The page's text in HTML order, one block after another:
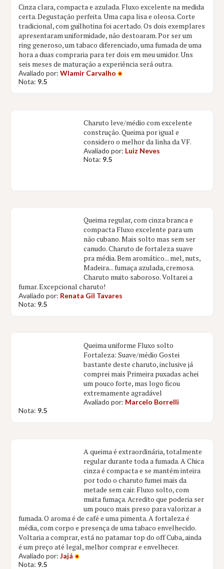
Cinza clara, compacta e azulada. Fluxo excelente na medida
certa. Degustação perfeita. Uma capa lisa e oleosa. Corte
tradicional, com guilhotina foi acertado. Os dois exemplares
apresentaram uniformidade, não destoaram. Por ser um
ring generoso, um tabaco diferenciado, uma fumada de uma
hora a duas compraria para ter dois em meu umidor. Uns
seis meses de maturação a experiência será outra.
Avaliado por:Wlamir Carvalho
Nota: 9.5
Charuto leve/médio com excelente
construção. Queima por igual e
considero o melhor da linha da VF.
Avaliado por: Luiz Neves
Nota: 9.5
Queima regular, com cinza branca e
compacta Fluxo excelente para um
não cubano. Mais solto mas sem ser
canudo. Charuto de fortaleza suave
pra média. Bem aromático... mel, nuts,
Madeira... fumaça azulada, cremosa.
Charuto muito saboroso. Voltarei a
fumar. Excepcional charuto!
Avaliado por: Renata Gil Tavares
Nota: 9.5
Queima uniforme Fluxo solto
Fortaleza: Suave/médio Gostei
bastante deste charuto, inclusive já
comprei mais Primeira puxadas achei
um pouco forte, mas logo ficou
extremamente agradável
Avaliado por: Marcelo Borrelli
Nota: 9.5
A queima é extraordinária, totalmente
regular durante toda a fumada. A Chica
cinza é compacta e se mantém inteira
por todo o charuto fumei mais da
metade sem cair. Fluxo solto, com
muita fumaça. Acredito que poderia ser
um pouco mais preso para valorizar a
fumada. O aroma é de café e uma pimenta. A fortaleza é
média, com corpo e presença de uma tabaco envelhecido.
Voltaria a comprar, está no patamar top do off Cuba, ainda
é um preço até legal, melhor comprar e envelhecer.
Avaliado por:Jajá
Nota: 9.5